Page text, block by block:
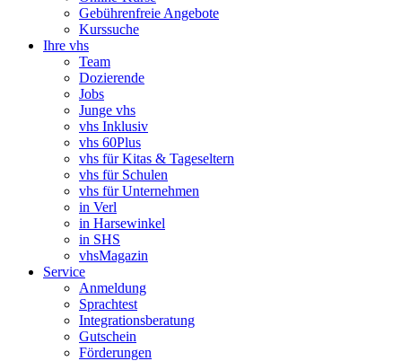
Gebührenfreie Angebote
Kurssuche
Ihre vhs
Team
Dozierende
Jobs
Junge vhs
vhs Inklusiv
vhs 60Plus
vhs für Kitas & Tageseltern
vhs für Schulen
vhs für Unternehmen
in Verl
in Harsewinkel
in SHS
vhsMagazin
Service
Anmeldung
Sprachtest
Integrationsberatung
Gutschein
Förderungen